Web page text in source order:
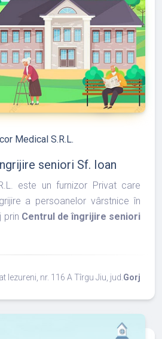
refresh edit
Medical S.R.L.
seniori Sf. Ioan
este un furnizor Privat care
a persoanelor vârstnice în
prin Centrul de îngrijire seniori
Iezureni, nr. 116 A Tîrgu Jiu, jud. Gorj